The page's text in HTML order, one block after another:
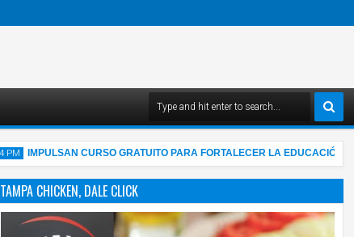
IMPULSAN CURSO GRATUITO PARA FORTALECER LA EDUCACIÓN
TAMPA CHICKEN, DALE CLICK